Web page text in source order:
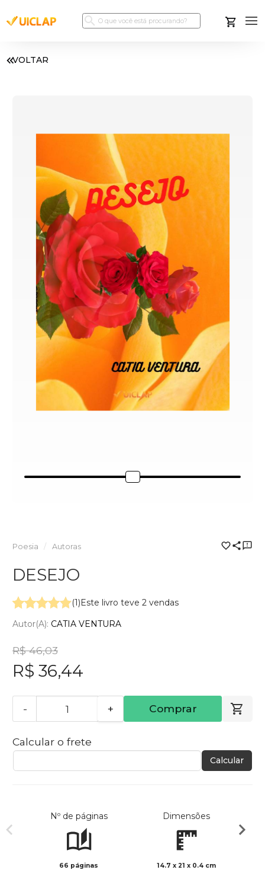
VOLTAR
Poesia Autoras
DESEJO
(1)Este livro teve 2 vendas
Autor(a): CATIA VENTURA
R$ 46,03
R$ 36,44
- + Comprar
Calcular o frete
Calcular
Nº de páginas
66 páginas
Dimensões
14.7 x 21 x 0.4 cm